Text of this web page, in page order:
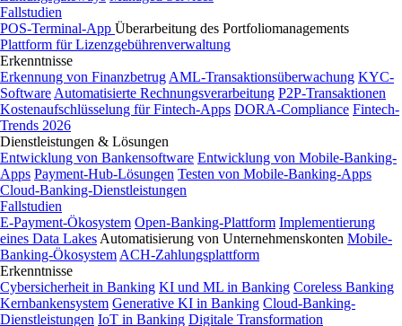
Fallstudien
POS-Terminal-App Überarbeitung des Portfoliomanagements
Plattform für Lizenzgebührenverwaltung
Erkenntnisse
Erkennung von Finanzbetrug AML-Transaktionsüberwachung KYC-
Software Automatisierte Rechnungsverarbeitung P2P-Transaktionen
Kostenaufschlüsselung für Fintech-Apps DORA-Compliance Fintech-
Trends 2026
Dienstleistungen & Lösungen
Entwicklung von Bankensoftware Entwicklung von Mobile-Banking-
Apps Payment-Hub-Lösungen Testen von Mobile-Banking-Apps
Cloud-Banking-Dienstleistungen
Fallstudien
E-Payment-Ökosystem Open-Banking-Plattform Implementierung
eines Data Lakes Automatisierung von Unternehmenskonten Mobile-
Banking-Ökosystem ACH-Zahlungsplattform
Erkenntnisse
Cybersicherheit in Banking KI und ML in Banking Coreless Banking
Kernbankensystem Generative KI in Banking Cloud-Banking-
Dienstleistungen IoT in Banking Digitale Transformation